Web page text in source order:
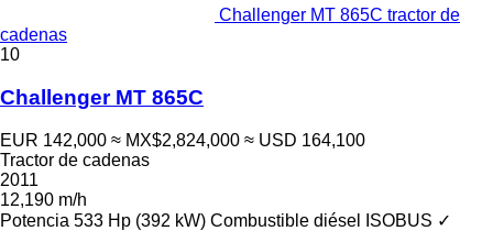
Challenger MT 865C tractor de
cadenas
10
Challenger MT 865C
EUR 142,000 ≈ MX$2,824,000 ≈ USD 164,100
Tractor de cadenas
2011
12,190 m/h
Potencia 533 Hp (392 kW) Combustible diésel ISOBUS ✓